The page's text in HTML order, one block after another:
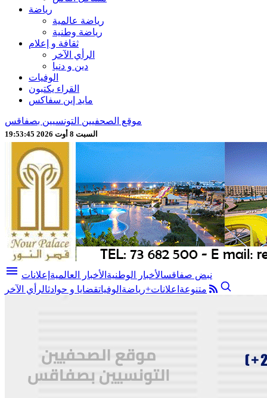
رياضة
رياضة عالمية
رياضة وطنية
ثقافة و إعلام
الرأي الآخر
دين و دنيا
الوفيات
القراء يكتبون
مايد إين سفاكس
موقع الصحفيين التونسيين بصفاقس
السبت 8 أوت 2026 19:53:47
menu نبض صفاقسالأخبار الوطنية الأخبار العالمية إعلانات
متنوعة اعلانات+رياضة الوفياتقضايا و حوادثالرأي الآخر